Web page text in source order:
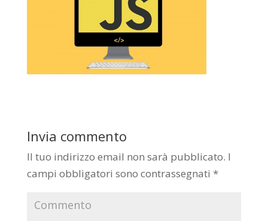
Invia commento
Il tuo indirizzo email non sarà pubblicato. I
campi obbligatori sono contrassegnati *